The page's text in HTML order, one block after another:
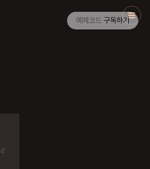
예제코드 구독하기